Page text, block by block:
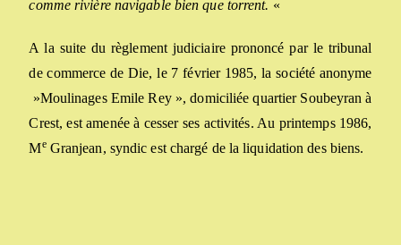
comme rivière navigable bien que torrent. «
A la suite du règlement judiciaire prononcé par le tribunal
de commerce de Die, le 7 février 1985, la société anonyme
»Moulinages Emile Rey », domiciliée quartier Soubeyran à
Crest, est amenée à cesser ses activités. Au printemps 1986,
MeGranjean, syndic est chargé de la liquidation des biens.